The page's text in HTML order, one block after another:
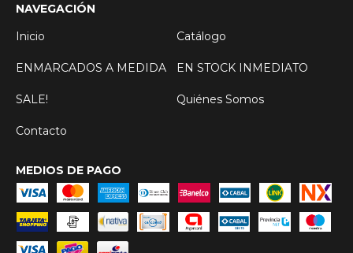
NAVEGACIÓN
Inicio
Catálogo
ENMARCADOS A MEDIDA EN STOCK INMEDIATO
SALE! Quiénes Somos
Contacto
MEDIOS DE PAGO